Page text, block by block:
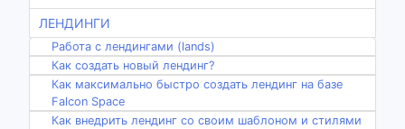
ЛЕНДИНГИ
Работа с лендингами (lands)
Как создать новый лендинг?
Как максимально быстро создать лендинг на базе
Falcon Space
Как внедрить лендинг со своим шаблоном и стилями